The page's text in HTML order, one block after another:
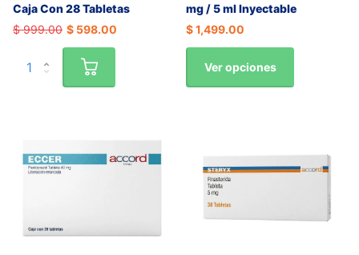
Caja Con 28 Tabletas
$ 999.00 $ 598.00
mg / 5 ml Inyectable
$ 1,499.00
Ver opciones